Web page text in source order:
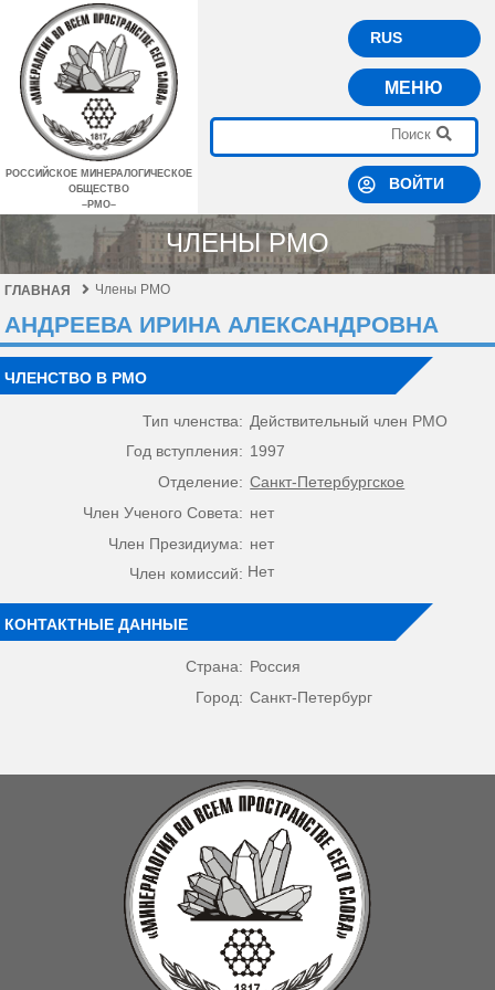
РОССИЙСКОЕ МИНЕРАЛОГИЧЕСКОЕ
ОБЩЕСТВО
–РМО–
RUS
МЕНЮ
ВОЙТИ
ЧЛЕНЫ РМО
ГЛАВНАЯ Члены РМО
АНДРЕЕВА ИРИНА АЛЕКСАНДРОВНА
ЧЛЕНСТВО В РМО
Тип членства: Действительный член РМО
Год вступления: 1997
Отделение: Санкт-Петербургское
Член Ученого Совета: нет
Член Президиума: нет
Член комиссий: Нет
КОНТАКТНЫЕ ДАННЫЕ
Страна: Россия
Город: Санкт-Петербург